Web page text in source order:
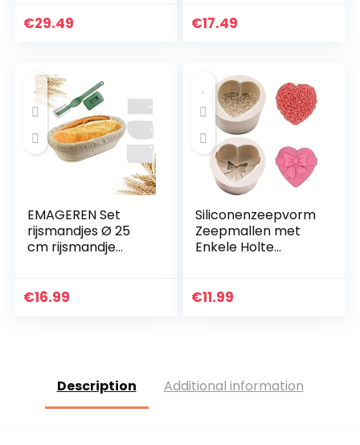
€29.49
Meat Roller Grape
€17.49
EMAGEREN Set
rijsmandjes Ø 25
cm rijsmandje
handgemaakte
€16.99
Siliconenzeepvorm
Zeepmallen met
Enkele Holte
Cakevorm
€11.99
Description Additional information